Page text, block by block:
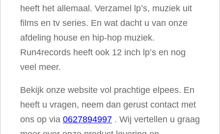
heeft het allemaal. Verzamel lp’s, muziek uit
films en tv series. En wat dacht u van onze
afdeling house en hip-hop muziek.
Run4records heeft ook 12 inch lp’s en nog
veel meer.
Bekijk onze website vol prachtige elpees. En
heeft u vragen, neem dan gerust contact met
ons op via 0627894997 . Wij vertellen u graag